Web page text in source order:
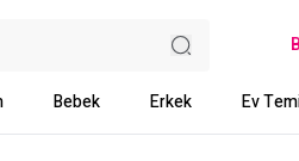
Bebek Erkek Ev